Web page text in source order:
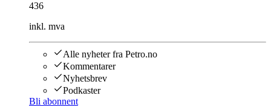
436
inkl. mva
Alle nyheter fra Petro.no
Kommentarer
Nyhetsbrev
Podkaster
Bli abonnent